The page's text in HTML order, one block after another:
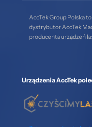
AccTek Group Polska
dystrybutor AccTek
producenta urządzeń
Urządzenia AccTek